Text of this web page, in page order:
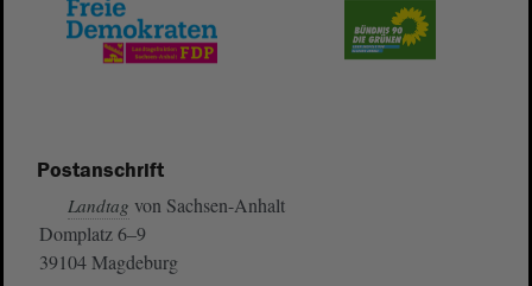
Postanschrift
Landtag von Sachsen-Anhalt
Domplatz 6–9
39104 Magdeburg